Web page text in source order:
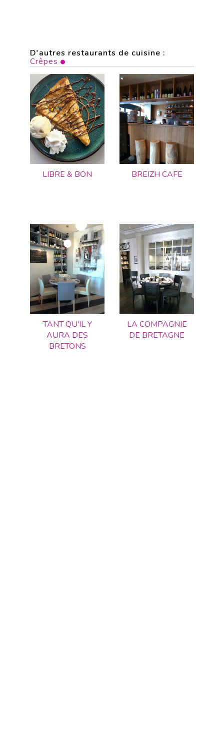
D'autres restaurants de cuisine :
Crêpes
LIBRE & BON BREIZH CAFE
TANT QU'IL Y
AURA DES
BRETONS
LA COMPAGNIE
DE BRETAGNE